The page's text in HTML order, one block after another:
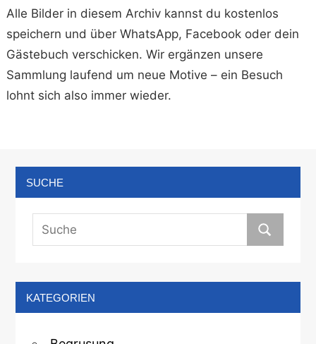
Alle Bilder in diesem Archiv kannst du kostenlos
speichern und über WhatsApp, Facebook oder dein
Gästebuch verschicken. Wir ergänzen unsere
Sammlung laufend um neue Motive – ein Besuch
lohnt sich also immer wieder.
SUCHE
KATEGORIEN